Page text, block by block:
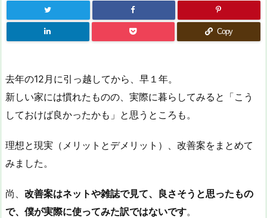
Copy
去年の12月に引っ越してから、早１年。
新しい家には慣れたものの、実際に暮らしてみると「こう
しておけば良かったかも」と思うところも。
理想と現実（メリットとデメリット）、改善案をまとめて
みました。
尚、 改善案はネットや雑誌で見て、良さそうと思ったもの
で、僕が実際に使ってみた訳ではないです。